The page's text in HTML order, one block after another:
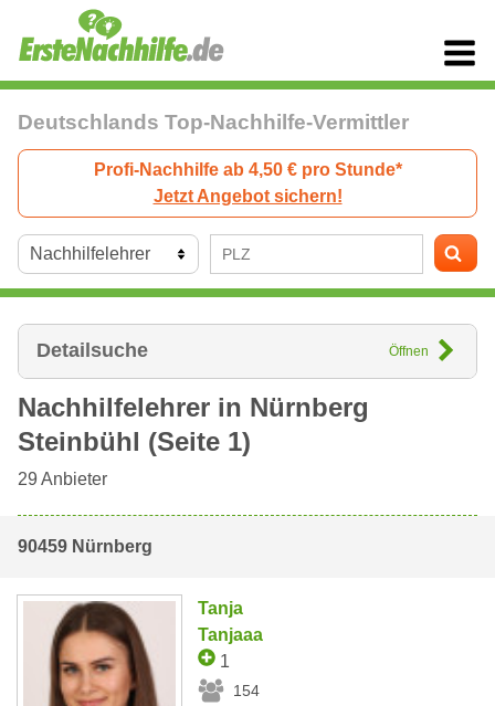
Deutschlands Top-Nachhilfe-Vermittler
Profi-Nachhilfe ab 4,50 € pro Stunde*
Jetzt Angebot sichern!
Detailsuche Öffnen
Nachhilfelehrer in Nürnberg
Steinbühl (Seite 1)
29 Anbieter
90459 Nürnberg
Tanja
Tanjaaa
1
154